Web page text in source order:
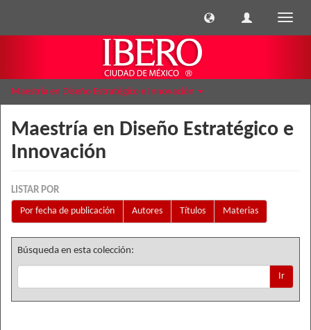
Maestría en Diseño Estratégico e Innovación
Maestría en Diseño Estratégico e
Innovación
LISTAR POR
Por fecha de publicación
Autores Títulos Materias
Búsqueda en esta colección:
Ir